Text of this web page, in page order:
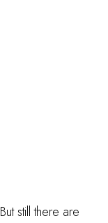
still there are